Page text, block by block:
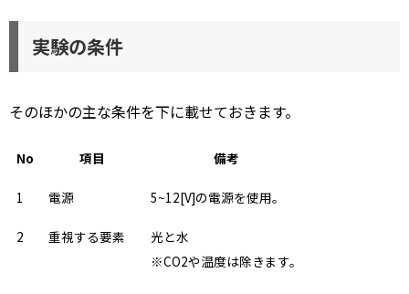
実験の条件
そのほかの主な条件を下に載せておきます。
No 項目 備考
1 電源 5~12[V]の電源を使用。
2 重視する要素
光と水
※CO2や温度は除きます。